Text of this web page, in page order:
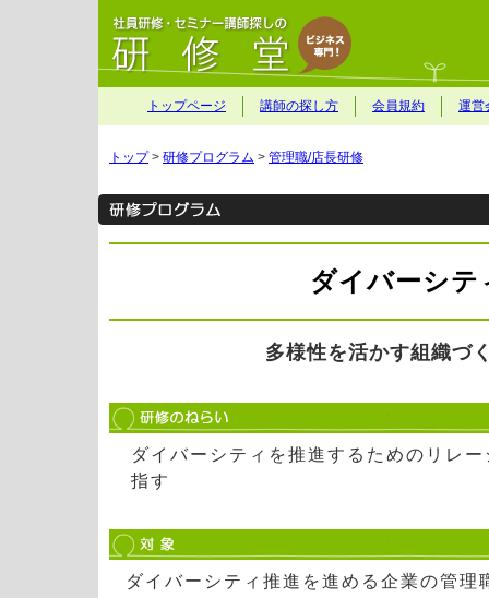
トップページ 講師の探し方 会員規約 運営
トップ> 研修プログラム > 管理職/店長研修
ダイバーシテ
多様性を活かす組織づ
ダイバーシティを推進するためのリレ
指す
ダイバーシティ推進を進める企業の管理